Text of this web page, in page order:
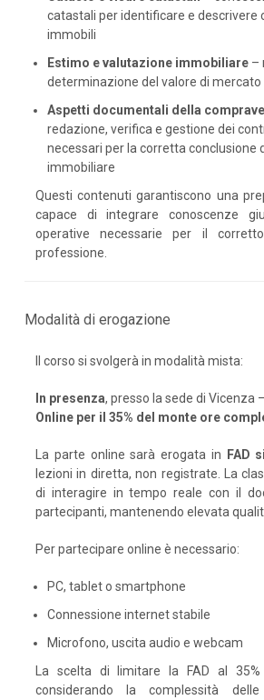
catastali per identificare e descrivere
immobili
Estimo e valutazione immobiliare –
determinazione del valore di mercato
Aspetti documentali della
redazione, verifica e gestione dei
necessari per la corretta conclusione
immobiliare
Questi contenuti garantiscono una
capace di integrare conoscenze
operative necessarie per il
professione.
Modalità di erogazione
Il corso si svolgerà in modalità mista:
In presenza, presso la sede di Vicenza
Online per il 35% del monte ore
La parte online sarà erogata in FAD
lezioni in diretta, non registrate. La
di interagire in tempo reale con il
partecipanti, mantenendo elevata
Per partecipare online è necessario:
PC, tablet o smartphone
Connessione internet stabile
Microfono, uscita audio e webcam
La scelta di limitare la FAD al
considerando la complessità